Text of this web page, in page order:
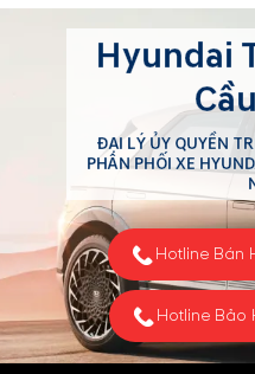
bố
biệt
đề
Ưu
xe...
Hyundai
ĐẠI LÝ ỦY QUYỀN
PHÂN PHỐI XE
Hotline Bán
Hotline Bảo